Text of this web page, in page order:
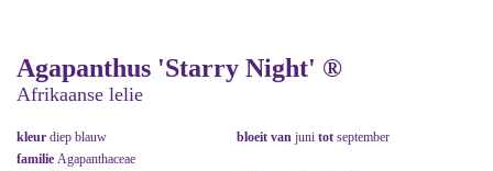
Agapanthus 'Starry Night' ®
Afrikaanse lelie
kleur diep blauw bloeit van juni tot september
familie Agapanthaceae